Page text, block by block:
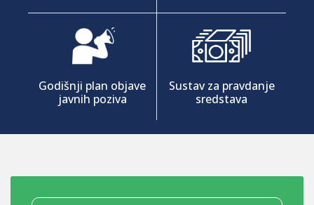
Godišnji plan objave
javnih poziva
Sustav za pravdanje
sredstava